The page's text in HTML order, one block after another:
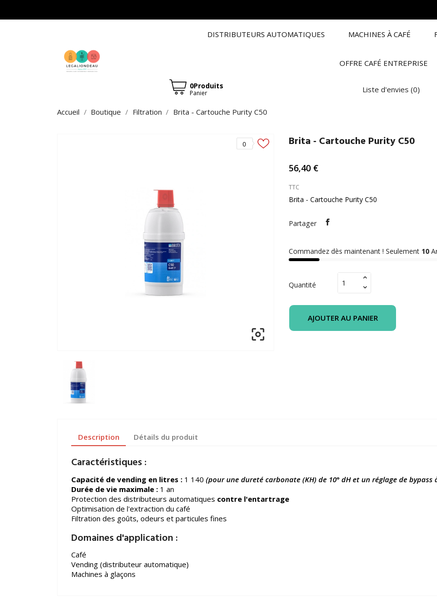
DISTRIBUTEURS AUTOMATIQUES MACHINES À CAFÉ
OFFRE CAFÉ ENTREPRISE
0Produits
Panier Liste d'envies (0)
Accueil Boutique Filtration Brita - Cartouche Purity C50

0 Brita - Cartouche Purity C50
56,40 €
TTC
Brita - Cartouche Purity C50
Partager
Commandez dès maintenant ! Seulement 10
Quantité
AJOUTER AU PANIER
Description Détails du produit
Caractéristiques :
Capacité de vending en litres : 1 140(pour une dureté carbonate (KH) de 10° dH et un réglage de bypass
Durée de vie maximale : 1 an
Protection des distributeurs automatiques contre l'entartrage
Optimisation de l'extraction du café
Filtration des goûts, odeurs et particules fines
Domaines d'application :
Café
Vending (distributeur automatique)
Machines à glaçons